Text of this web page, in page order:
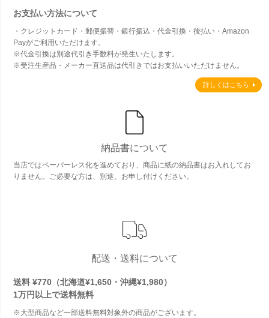
お支払い方法について
・クレジットカード・郵便振替・銀行振込・代金引換・後払い・Amazon
Payがご利用いただけます。
※代金引換は別途代引き手数料が発生いたします。
※受注生産品・メーカー直送品は代引きではお支払いいただけません。
詳しくはこちら
納品書について
当店ではペーパーレス化を進めており、商品に紙の納品書はお入れしてお
りません。ご必要な方は、別途、お申し付けください。
配送・送料について
送料 ¥770（北海道¥1,650・沖縄¥1,980）
1万円以上で送料無料
※大型商品など一部送料無料対象外の商品がございます。